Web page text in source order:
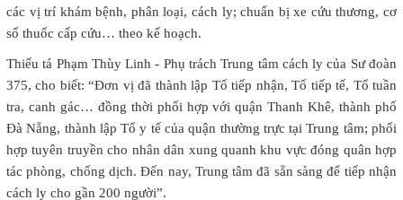
các vị trí khám bệnh, phân loại, cách ly; chuẩn bị xe cứu thương, cơ
số thuốc cấp cứu… theo kế hoạch.
Thiếu tá Phạm Thùy Linh - Phụ trách Trung tâm cách ly của Sư đoàn
375, cho biết: “Đơn vị đã thành lập Tổ tiếp nhận, Tổ tiếp tế, Tổ tuần
tra, canh gác… đồng thời phối hợp với quận Thanh Khê, thành phố
Đà Nẵng, thành lập Tổ y tế của quận thường trực tại Trung tâm; phối
hợp tuyên truyền cho nhân dân xung quanh khu vực đóng quân hợp
tác phòng, chống dịch. Đến nay, Trung tâm đã sẵn sàng để tiếp nhận
cách ly cho gần 200 người”.